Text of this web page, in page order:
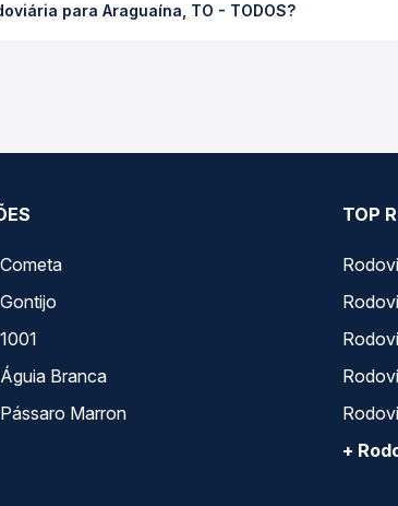
você compara os preços de todas as viações em
para Araguaína, TO - TODOS?
Branca
Marron
TOP
+